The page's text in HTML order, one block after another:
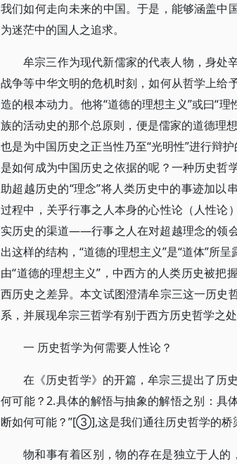
我们如何走向未来的中国。于是，能够涵盖中
为迷茫中的国人之追求。
牟宗三作为现代新儒家的代表人物，身处
战争等中华文明的危机时刻，如何从哲学上给
造的根本动力。他将“道德的理想主义”或曰“
族的活动史的那个总原则，便是儒家的道德理
也是为中国历史之正当性乃至“光明性”进行辩
是如何成为中国历史之依据的呢？一种历史哲
助超越历史的“理念”将人类历史中的事迹加以
过程中，关乎行事之人本身的心性论（人性论
实历史的渠道——行事之人在对超越理念的领
出这样的结构，“道德的理想主义”是“道体”所
由“道德的理想主义”，中西方的人类历史被把
西历史之差异。本文试图澄清牟宗三这一历史
系，并展现牟宗三哲学有别于西方历史哲学之
一 历史哲学为何需要人性论？
在《历史哲学》的开篇，牟宗三提出了历
何可能？2.具体的解悟与抽象的解悟之别：具
断如何可能？”[③],这是我们通往历史哲学的桥
物和事有着区别，物的存在是独立于人